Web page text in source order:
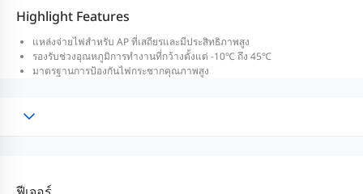
Highlight Features
แหล่งจ่ายไฟสำหรับ AP ที่เสถียรและมีประสิทธิภาพสูง
รองรับช่วงอุณหภูมิการทำงานที่กว้างตั้งแต่ -10℃ ถึง 45℃
มาตรฐานการป้องกันไฟกระชากคุณภาพสูง